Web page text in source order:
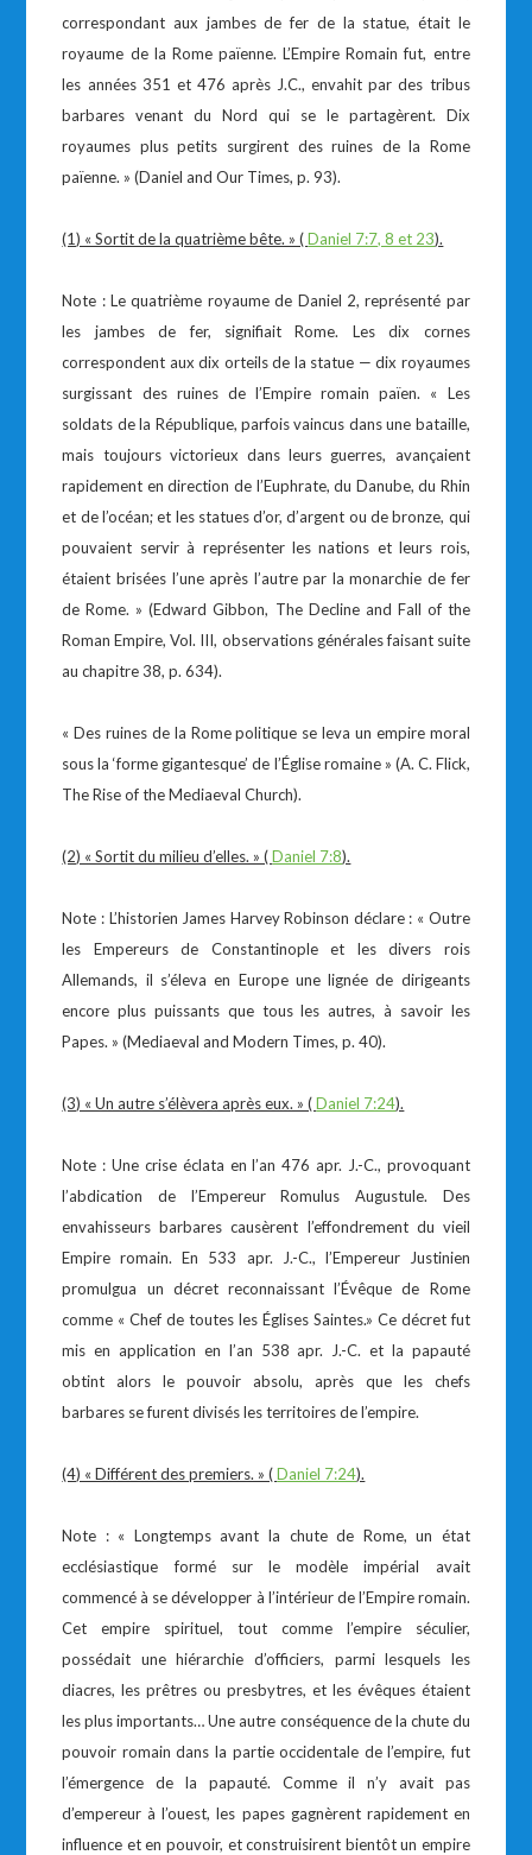
correspondant aux jambes de fer de la statue, était le
royaume de la Rome païenne. L’Empire Romain fut, entre
les années 351 et 476 après J.C., envahit par des tribus
barbares venant du Nord qui se le partagèrent. Dix
royaumes plus petits surgirent des ruines de la Rome
païenne. » (Daniel and Our Times, p. 93).
(1) « Sortit de la quatrième bête. » (Daniel 7:7, 8 et 23).
Note : Le quatrième royaume de Daniel 2, représenté par
les jambes de fer, signifiait Rome. Les dix cornes
correspondent aux dix orteils de la statue — dix royaumes
surgissant des ruines de l’Empire romain païen. « Les
soldats de la République, parfois vaincus dans une bataille,
mais toujours victorieux dans leurs guerres, avançaient
rapidement en direction de l’Euphrate, du Danube, du Rhin
et de l’océan; et les statues d’or, d’argent ou de bronze, qui
pouvaient servir à représenter les nations et leurs rois,
étaient brisées l’une après l’autre par la monarchie de fer
de Rome. » (Edward Gibbon, The Decline and Fall of the
Roman Empire, Vol. III, observations générales faisant suite
au chapitre 38, p. 634).
« Des ruines de la Rome politique se leva un empire moral
sous la ‘forme gigantesque’ de l’Église romaine » (A. C. Flick,
The Rise of the Mediaeval Church).
(2) « Sortit du milieu d’elles. » (Daniel 7:8).
Note : L’historien James Harvey Robinson déclare : « Outre
les Empereurs de Constantinople et les divers rois
Allemands, il s’éleva en Europe une lignée de dirigeants
encore plus puissants que tous les autres, à savoir les
Papes. » (Mediaeval and Modern Times, p. 40).
(3) « Un autre s’élèvera après eux. » (Daniel 7:24).
Note : Une crise éclata en l’an 476 apr. J.-C., provoquant
l’abdication de l’Empereur Romulus Augustule. Des
envahisseurs barbares causèrent l’effondrement du vieil
Empire romain. En 533 apr. J.-C., l’Empereur Justinien
promulgua un décret reconnaissant l’Évêque de Rome
comme « Chef de toutes les Églises Saintes.» Ce décret fut
mis en application en l’an 538 apr. J.-C. et la papauté
obtint alors le pouvoir absolu, après que les chefs
barbares se furent divisés les territoires de l’empire.
(4) « Différent des premiers. » (Daniel 7:24).
Note : « Longtemps avant la chute de Rome, un état
ecclésiastique formé sur le modèle impérial avait
commencé à se développer à l’intérieur de l’Empire romain.
Cet empire spirituel, tout comme l’empire séculier,
possédait une hiérarchie d’officiers, parmi lesquels les
diacres, les prêtres ou presbytres, et les évêques étaient
les plus importants… Une autre conséquence de la chute du
pouvoir romain dans la partie occidentale de l’empire, fut
l’émergence de la papauté. Comme il n’y avait pas
d’empereur à l’ouest, les papes gagnèrent rapidement en
influence et en pouvoir, et construisirent bientôt un empire